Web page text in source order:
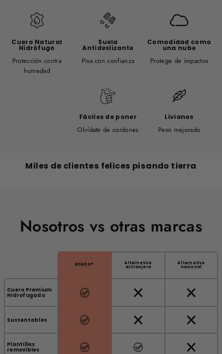
Cuero Natural
Hidrófugo
Protección contra
humedad
Suela
Antideslizante
Pisa con confianza
Comodidad como
una nube
Protege de impactos
Fáciles de poner
Olvídate de cordones
Livianos
Peso mejorado
Miles de clientes felices pisando tierra
Nosotros vs otras marcas
RENOX® Alternativa
extranjera
Alternativa
nacional
Cuero Premium
Hidrofugado
Sustentables
Plantillas
removibles